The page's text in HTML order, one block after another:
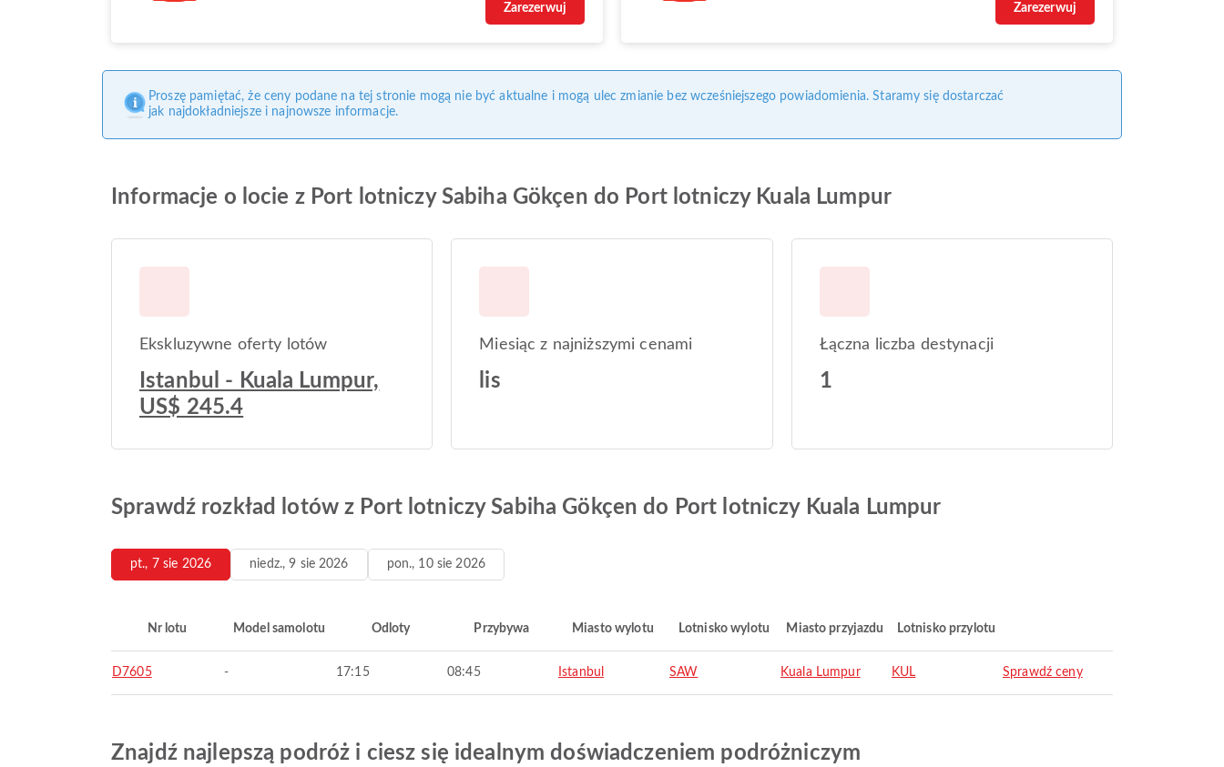
Zarezerwuj Zarezerwuj
Proszę pamiętać, że ceny podane na tej stronie mogą nie być aktualne i mogą ulec zmianie bez wcześniejszego powiadomienia. Staramy się dostarczać
jak najdokładniejsze i najnowsze informacje.
Informacje o locie z Port lotniczy Sabiha Gökçen do Port lotniczy Kuala Lumpur
Ekskluzywne oferty lotów
Istanbul - Kuala Lumpur,
US$ 245.4
Miesiąc z najniższymi cenami
lis
Łączna liczba destynacji
1
Sprawdź rozkład lotów z Port lotniczy Sabiha Gökçen do Port lotniczy Kuala Lumpur
pt., 7 sie 2026 niedz., 9 sie 2026 pon., 10 sie 2026
Nr lotu Model samolotu Odloty Przybywa Miasto wylotu Lotnisko wylotu Miasto przyjazdu Lotnisko przylotu
D7605 - 17:15 08:45 Istanbul SAW Kuala Lumpur KUL Sprawdź ceny
Znajdź najlepszą podróż i ciesz się idealnym doświadczeniem podróżniczym